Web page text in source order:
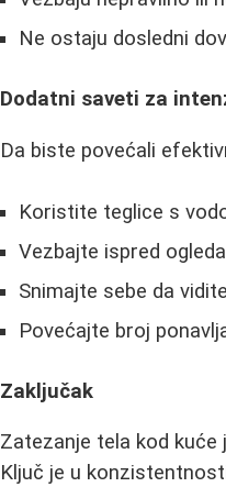
Ne ostaju dosledni
Dodatni saveti za
Da biste povećali
Koristite teglice s
Vezbajte ispred
Snimajte sebe da
Povećajte broj
Zaključak
Zatezanje tela kod kuće
Ključ je u